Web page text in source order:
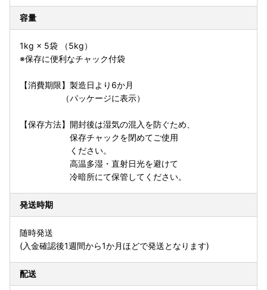
容量
1kg × 5袋 （5kg）
※保存に便利なチャック付袋
【消費期限】製造日より6か月
（パッケージに表示）
【保存方法】開封後は湿気の混入を防ぐため、
保存チャックを閉めてご使用
ください。
高温多湿・直射日光を避けて
冷暗所にて保管してください。
発送時期
随時発送
(入金確認後1週間から1か月ほどで発送となります)
配送